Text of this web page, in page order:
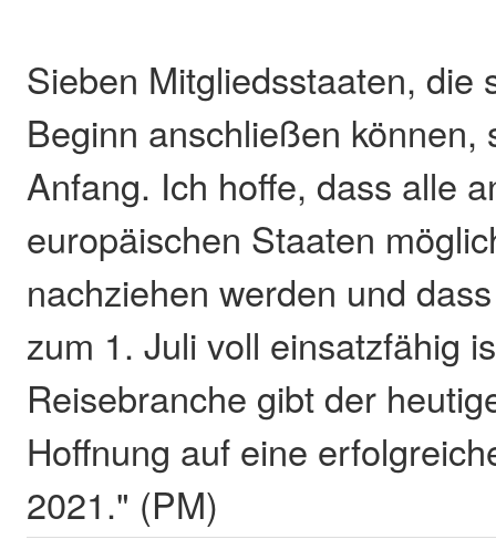
Sieben Mitgliedsstaaten, die
Beginn anschließen können,
Anfang. Ich hoffe, dass alle
europäischen Staaten
nachziehen werden und
zum 1. Juli voll einsatzfähig
Reisebranche gibt der
Hoffnung auf eine
2021." (PM)